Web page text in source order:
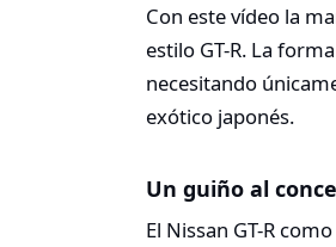
Con este vídeo la
estilo GT-R. La
necesitando
exótico japonés.
Un guiño al
El Nissan GT-R